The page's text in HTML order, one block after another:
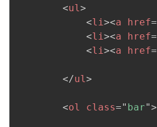
<ul>
<li><a href=
<li><a href=
<li><a href=
</ul>
<ol class=" bar">